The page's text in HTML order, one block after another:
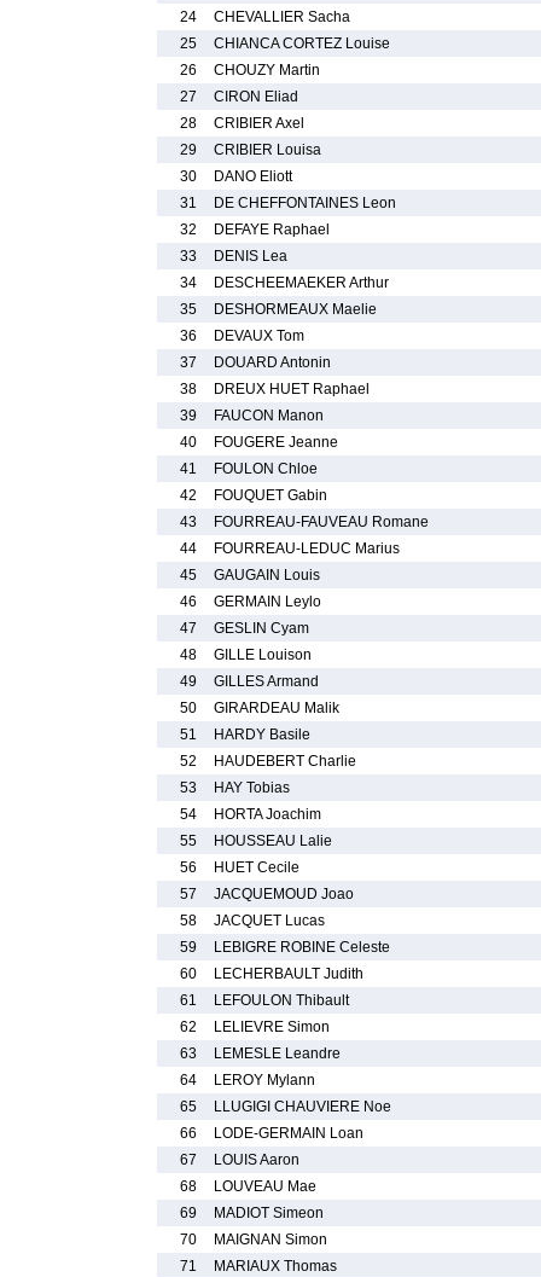
24
CHEVALLIER Sacha
25
CHIANCA CORTEZ Louise
26
CHOUZY Martin
27
CIRON Eliad
28
CRIBIER Axel
29
CRIBIER Louisa
30
DANO Eliott
31
DE CHEFFONTAINES Leon
32
DEFAYE Raphael
33
DENIS Lea
34
DESCHEEMAEKER Arthur
35
DESHORMEAUX Maelie
36
DEVAUX Tom
37
DOUARD Antonin
38
DREUX HUET Raphael
39
FAUCON Manon
40
FOUGERE Jeanne
41
FOULON Chloe
42
FOUQUET Gabin
43
FOURREAU-FAUVEAU Romane
44
FOURREAU-LEDUC Marius
45
GAUGAIN Louis
46
GERMAIN Leylo
47
GESLIN Cyam
48
GILLE Louison
49
GILLES Armand
50
GIRARDEAU Malik
51
HARDY Basile
52
HAUDEBERT Charlie
53
HAY Tobias
54
HORTA Joachim
55
HOUSSEAU Lalie
56
HUET Cecile
57
JACQUEMOUD Joao
58
JACQUET Lucas
59
LEBIGRE ROBINE Celeste
60
LECHERBAULT Judith
61
LEFOULON Thibault
62
LELIEVRE Simon
63
LEMESLE Leandre
64
LEROY Mylann
65
LLUGIGI CHAUVIERE Noe
66
LODE-GERMAIN Loan
67
LOUIS Aaron
68
LOUVEAU Mae
69
MADIOT Simeon
70
MAIGNAN Simon
71
MARIAUX Thomas